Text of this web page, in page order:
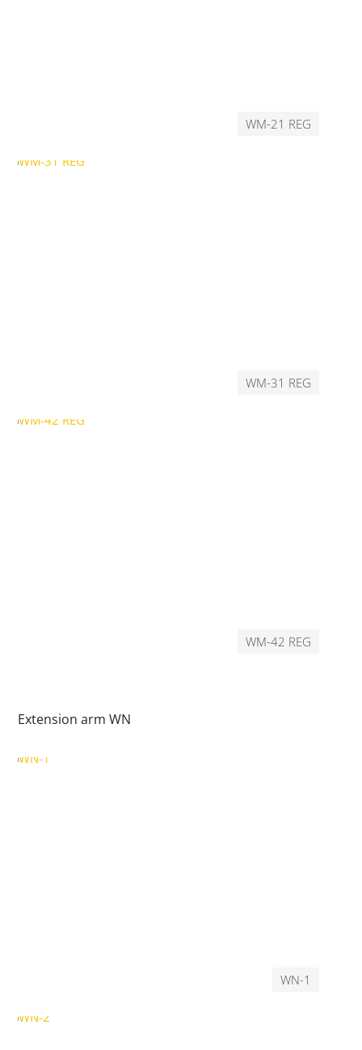
WM-21 REG
WM-31 REG
WM-42 REG
Extension arm WN
WN-1